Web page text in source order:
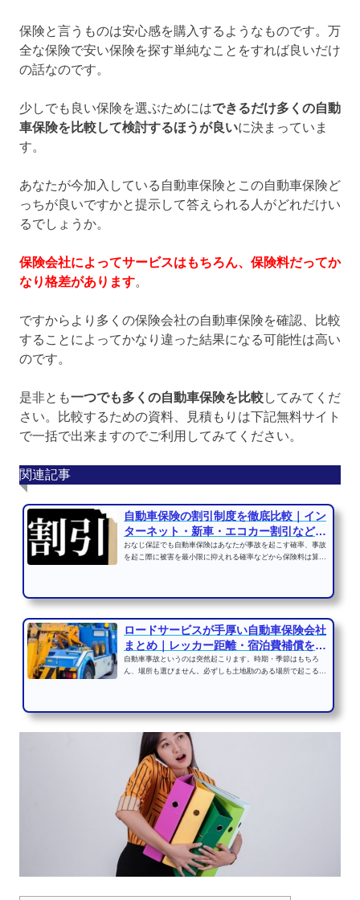
保険と言うものは安心感を購入するようなものです。万
全な保険で安い保険を探す単純なことをすれば良いだけ
の話なのです。
少しでも良い保険を選ぶためにはできるだけ多くの自動
車保険を比較して検討するほうが良いに決まっていま
す。
あなたが今加入している自動車保険とこの自動車保険ど
っちが良いですかと提示して答えられる人がどれだけい
るでしょうか。
保険会社によってサービスはもちろん、保険料だってか
なり格差があります。
ですからより多くの保険会社の自動車保険を確認、比較
することによってかなり違った結果になる可能性は高い
のです。
是非とも一つでも多くの自動車保険を比較してみてくだ
さい。比較するための資料、見積もりは下記無料サイト
で一括で出来ますのでご利用してみてください。
関連記事
自動車保険の割引制度を徹底比較｜イン
ターネット・新車・エコカー割引などの
違い
おなじ保証でも自動車保険はあなたが事故を起こす確率、事故
を起こ際に被害を最小限に抑えれる確率などから保険料は算出
ロードサービスが手厚い自動車保険会社
まとめ｜レッカー距離・宿泊費補償を比
較
自動車事故というのは突然起こります。時期・季節はもちろ
ん、場所も選びません。必ずしも土地勘のある場所で起こると